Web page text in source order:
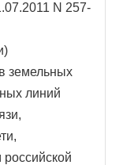
N 257-
земельных
линий